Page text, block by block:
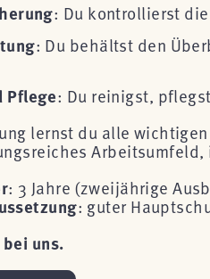
: Du kontrollierst
: Du behältst den
Pflege: Du reinigst,
lernst du alle
: 3 Jahre (zweijährige
: guter
uns.